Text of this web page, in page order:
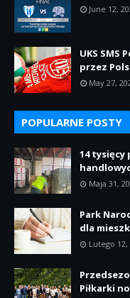
June 12,
UKS SMS
przez
May 27,
POPULARNE POSTY
14 tysięcy
Maja 31,
Park
dla
Lutego 12,
Piłkarki